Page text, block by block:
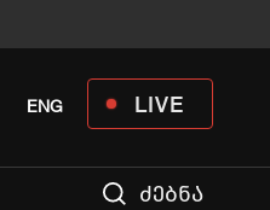
LIVE
ENG
ძებნა